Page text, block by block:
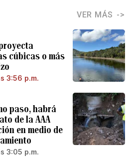
VER MÁS
cúbicas o más
3:56 p.m.
paso, habrá
de la AAA
en medio de
3:05 p.m.